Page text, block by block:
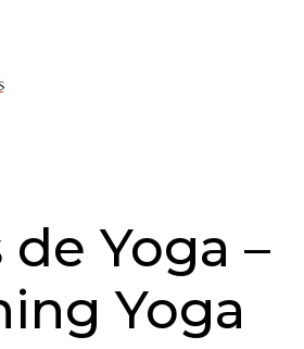
de Yoga –
Yoga